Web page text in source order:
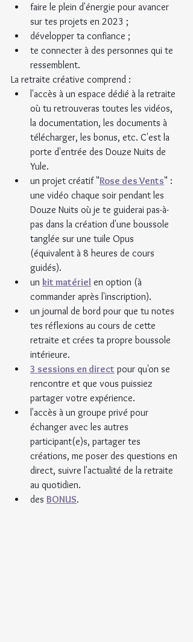
faire le plein d'énergie pour avancer
sur tes projets en 2023 ;
développer ta confiance ;
te connecter à des personnes qui te
ressemblent.
La retraite créative comprend :
l'accès à un espace dédié à la retraite
où tu retrouveras toutes les vidéos,
la documentation, les documents à
télécharger, les bonus, etc. C'est la
porte d'entrée des Douze Nuits de
Yule.
un projet créatif "Rose des Vents" :
une vidéo chaque soir pendant les
Douze Nuits où je te guiderai pas-à-
pas dans la création d'une boussole
tanglée sur une tuile Opus
(équivalent à 8 heures de cours
guidés).
un kit matériel en option (à
commander après l'inscription).
un journal de bord pour que tu notes
tes réflexions au cours de cette
retraite et crées ta propre boussole
intérieure.
3 sessions en direct pour qu'on se
rencontre et que vous puissiez
partager votre expérience.
l'accès à un groupe privé pour
échanger avec les autres
participant(e)s, partager tes
créations, me poser des questions en
direct, suivre l'actualité de la retraite
au quotidien.
des BONUS.